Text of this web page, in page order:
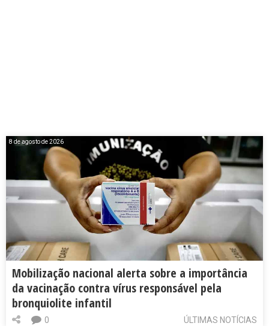
8 de agosto de 2026
Mobilização nacional alerta sobre a importância
da vacinação contra vírus responsável pela
bronquiolite infantil
ÚLTIMAS NOTÍCIAS
0